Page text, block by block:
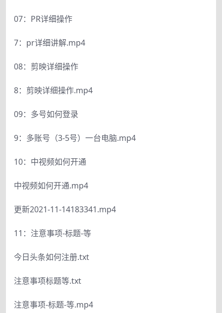
07：PR详细操作
7：pr详细讲解.mp4
08：剪映详细操作
8：剪映详细操作.mp4
09：多号如何登录
9：多账号（3-5号）一台电脑.mp4
10：中视频如何开通
中视频如何开通.mp4
更新2021-11-14183341.mp4
11：注意事项-标题-等
今日头条如何注册.txt
注意事项标题等.txt
注意事项-标题-等.mp4